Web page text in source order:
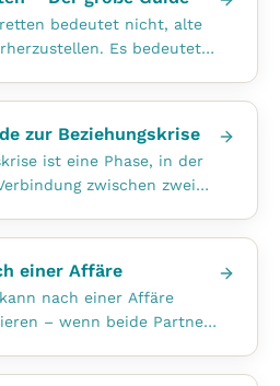
retten bedeutet nicht, alte
Es bedeutet,
zur Beziehungskrise
ist eine Phase, in der
zwischen zwei
einer Affäre
nach einer Affäre
– wenn beide Partner